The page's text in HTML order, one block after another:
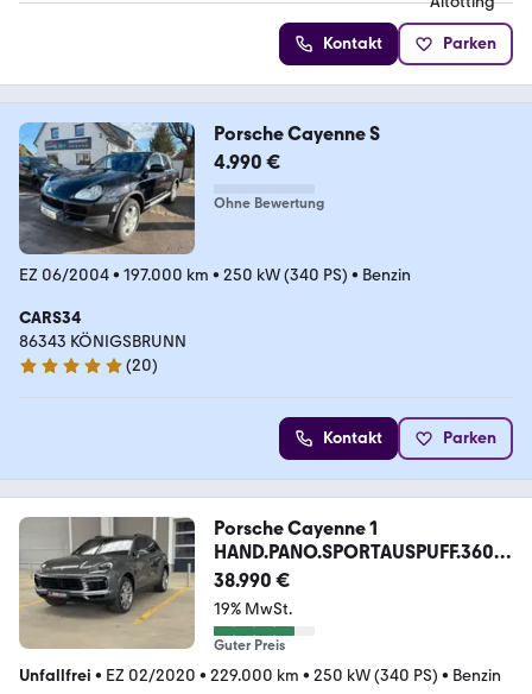
Kontakt Parken
Porsche Cayenne S
4.990 €
Ohne Bewertung
EZ 06/2004• 197.000 km • 250 kW (340 PS) • Benzin
CARS34
86343 KÖNIGSBRUNN
5 Sterne
(20)
Kontakt Parken
Porsche Cayenne 1
HAND.PANO.SPORTAUSPUFF.360°
BOSE
38.990 €
19% MwSt.
Guter Preis
Unfallfrei • EZ 02/2020 • 229.000 km • 250 kW (340 PS) • Benzin